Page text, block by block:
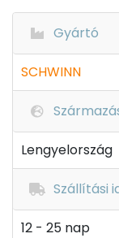
Gyártó
SCHWINN
Lengyelország
Szállítási
12 - 25 nap